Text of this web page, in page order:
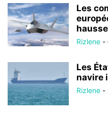
Les
Rizlene -
Les
navire
Rizlene -